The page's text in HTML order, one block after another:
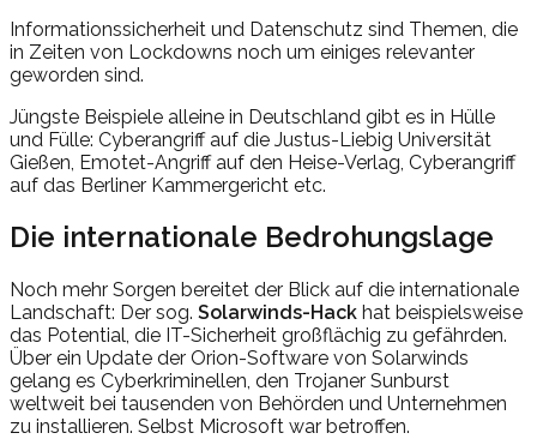
Informationssicherheit und Datenschutz sind Themen, die
in Zeiten von Lockdowns noch um einiges relevanter
geworden sind.
Jüngste Beispiele alleine in Deutschland gibt es in Hülle
und Fülle: Cyberangriff auf die Justus-Liebig Universität
Gießen, Emotet-Angriff auf den Heise-Verlag, Cyberangriff
auf das Berliner Kammergericht etc.
Die internationale Bedrohungslage
Noch mehr Sorgen bereitet der Blick auf die internationale
Landschaft: Der sog. Solarwinds-Hack hat beispielsweise
das Potential, die IT-Sicherheit großflächig zu gefährden.
Über ein Update der Orion-Software von Solarwinds
gelang es Cyberkriminellen, den Trojaner Sunburst
weltweit bei tausenden von Behörden und Unternehmen
zu installieren. Selbst Microsoft war betroffen.